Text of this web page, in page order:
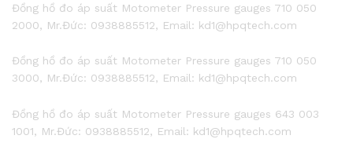
Đồng hồ đo áp suất Motometer Pressure gauges 710 050
2000, Mr.Đức: 0938885512, Email: kd1@hpqtech.com
Đồng hồ đo áp suất Motometer Pressure gauges 710 050
3000, Mr.Đức: 0938885512, Email: kd1@hpqtech.com
Đồng hồ đo áp suất Motometer Pressure gauges 643 003
1001, Mr.Đức: 0938885512, Email: kd1@hpqtech.com